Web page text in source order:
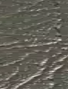
yapısı ve